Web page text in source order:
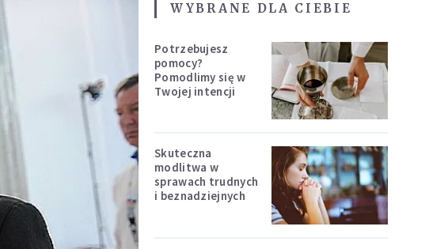
WYBRANE DLA CIEBIE
Potrzebujesz
pomocy?
Pomodlimy się w
Twojej intencji
Skuteczna
modlitwa w
sprawach trudnych
i beznadziejnych